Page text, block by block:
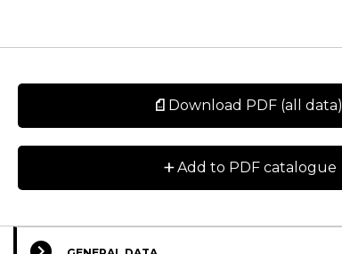
Download PDF (all data)
+Add to PDF catalogue